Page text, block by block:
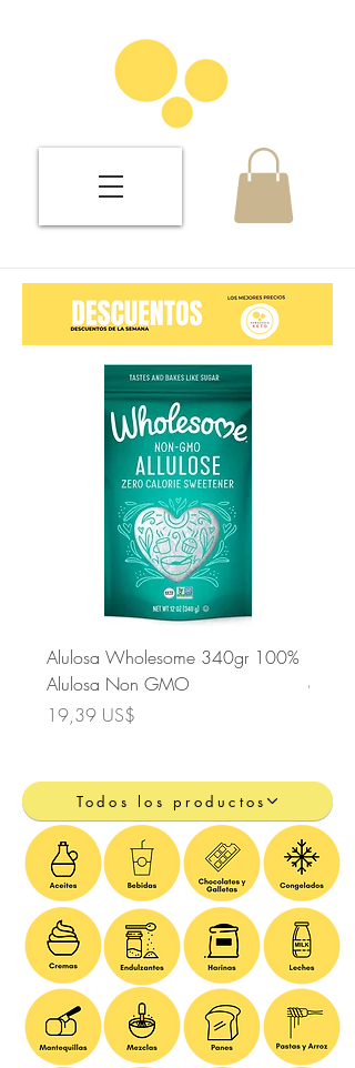
Alulosa Wholesome 340gr 100%
Alulosa Non GMO
Precio
19,39 US$
con
Todos los productos